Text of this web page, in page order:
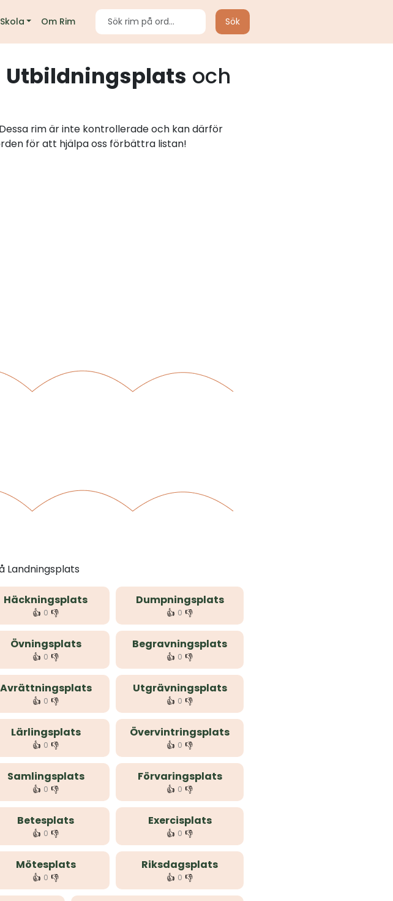
Skola Om Rim Sök
Utbildningsplats och
rim är inte kontrollerade och kan därför
för att hjälpa oss förbättra listan!
Landningsplats
Häckningsplats
👍 0 👎
Dumpningsplats
👍 0 👎
Övningsplats
👍 0 👎
Begravningsplats
👍 0 👎
Avrättningsplats
👍 0 👎
Utgrävningsplats
👍 0 👎
Lärlingsplats
👍 0 👎
Övervintringsplats
👍 0 👎
Samlingsplats
👍 0 👎
Förvaringsplats
👍 0 👎
Betesplats
👍 0 👎
Exercisplats
👍 0 👎
Mötesplats
👍 0 👎
Riksdagsplats
👍 0 👎